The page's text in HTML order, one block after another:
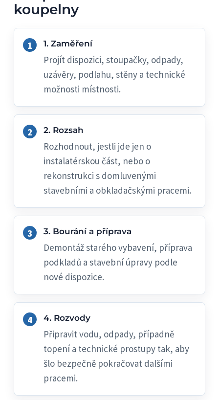
koupelny
1. Zaměření
Projít dispozici, stoupačky, odpady,
uzávěry, podlahu, stěny a technické
možnosti místnosti.
2. Rozsah
Rozhodnout, jestli jde jen o
instalatérskou část, nebo o
rekonstrukci s domluvenými
stavebními a obkladačskými pracemi.
3. Bourání a příprava
Demontáž starého vybavení, příprava
podkladů a stavební úpravy podle
nové dispozice.
4. Rozvody
Připravit vodu, odpady, případně
topení a technické prostupy tak, aby
šlo bezpečně pokračovat dalšími
pracemi.